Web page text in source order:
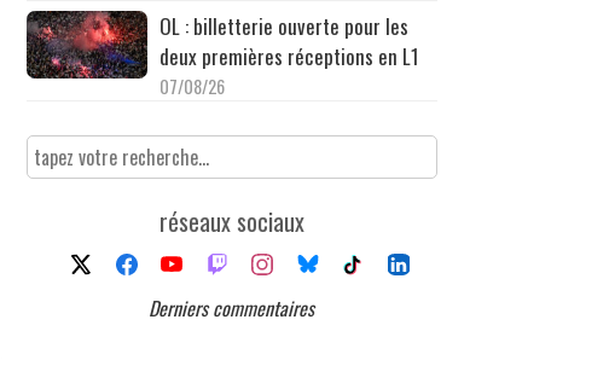
OL : billetterie ouverte pour les
deux premières réceptions en L1
07/08/26
réseaux sociaux
Derniers commentaires